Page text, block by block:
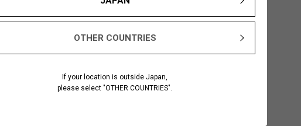
OTHER COUNTRIES
If your location is outside Japan,
please select "OTHER COUNTRIES".
R 163cm
貨店渋谷店